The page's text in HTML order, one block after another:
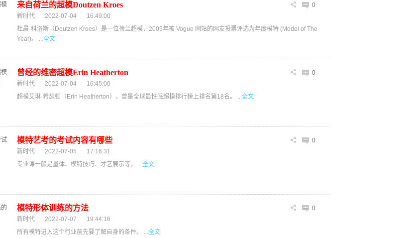
来自荷兰的超模Doutzen Kroes
0
新时代
2022-07-04
16:49:00
杜晨·科洛斯（Doutzen Kroes）是一位荷兰超模，2005年被 Vogue 网站的网友投票评选为年度模特 (Model of The
Year)。 ...全文
曾经的维密超模Erin Heatherton
0
新时代
2022-07-04
16:45:00
超模艾琳·希瑟顿（Erin Heatherton），曾是全球最性感超模排行榜上排名第18名。 ...全文
模特艺考的考试内容有哪些
0
新时代
2022-07-05
17:16:31
专业课一般是量体、模特技巧、才艺展示等。 ...全文
模特形体训练的方法
0
新时代
2022-07-07
19:44:16
所有模特进入这个行业前先要了解自身的条件。 ...全文